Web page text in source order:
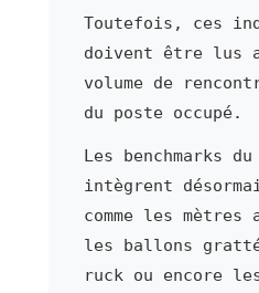
Toutefois, ces
doivent être lus
volume de
du poste occupé.
Les benchmarks
intègrent
comme les
les ballons
ruck ou encore